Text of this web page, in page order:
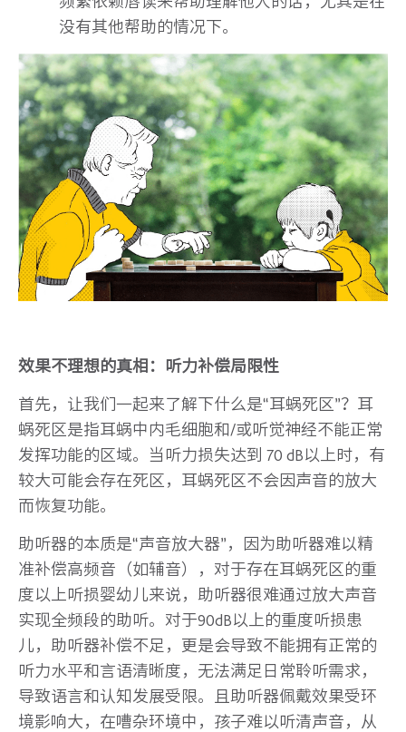
没有其他帮助的情况下。
效果不理想的真相：听力补偿局限性
首先，让我们一起来了解下什么是“耳蜗死区”？耳
蜗死区是指耳蜗中内毛细胞和/或听觉神经不能正常
发挥功能的区域。当听力损失达到 70 dB以上时，有
较大可能会存在死区，耳蜗死区不会因声音的放大
而恢复功能。
助听器的本质是“声音放大器”，因为助听器难以精
准补偿高频音（如辅音），对于存在耳蜗死区的重
度以上听损婴幼儿来说，助听器很难通过放大声音
实现全频段的助听。对于90dB以上的重度听损患
儿，助听器补偿不足，更是会导致不能拥有正常的
听力水平和言语清晰度，无法满足日常聆听需求，
导致语言和认知发展受限。且助听器佩戴效果受环
境影响大，在嘈杂环境中，孩子难以听清声音，从